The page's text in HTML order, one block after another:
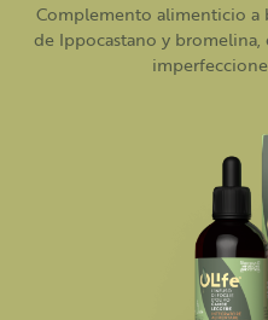
Complemento alimenticio a
de Ippocastano y bromelina,